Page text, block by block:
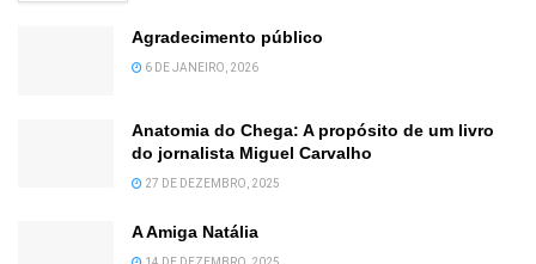
Agradecimento público
6 DE JANEIRO, 2026
Anatomia do Chega: A propósito de um livro
do jornalista Miguel Carvalho
27 DE DEZEMBRO, 2025
A Amiga Natália